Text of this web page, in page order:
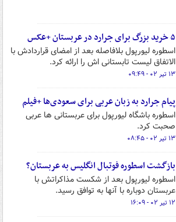
۵ خرید بزرگ برای جرارد در عربستان +عکس
اسطوره لیورپول بلافاصله بعد از امضای قراردادش با
الاتفاق لیست تابستانی اش را ارائه کرد.
۱۳ تیر ۰۲ - ۰۹:۴۹
پیام جرارد به زبان عربی برای سعودی‌ها +فیلم
اسطوره باشگاه لیورپول برای عربستانی ها عربی
صحبت کرد.
۱۳ تیر ۰۲ - ۰۸:۴۵
بازگشت اسطوره فوتبال انگلیس به عربستان؟
اسطوره لیورپول بعد از شکست مذاکراتش با
عربستان دوباره با آنها به توافق رسید.
۱۲ تیر ۰۲ - ۱۶:۰۹